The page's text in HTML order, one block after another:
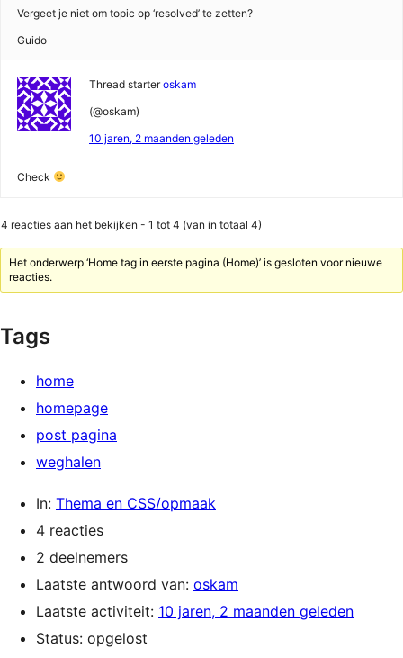
Vergeet je niet om topic op ‘resolved’ te zetten?
Guido
Thread starter oskam
(@oskam)
10 jaren, 2 maanden geleden
Check
4 reacties aan het bekijken - 1 tot 4 (van in totaal 4)
Het onderwerp ‘Home tag in eerste pagina (Home)’ is gesloten voor nieuwe
reacties.
Tags
home
homepage
post pagina
weghalen
In: Thema en CSS/opmaak
4 reacties
2 deelnemers
Laatste antwoord van: oskam
Laatste activiteit: 10 jaren, 2 maanden geleden
Status: opgelost